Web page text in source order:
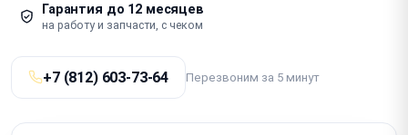
Гарантия до 12 месяцев
на работу и запчасти, с чеком
+7 (812) 603-73-64 Перезвоним за 5 минут